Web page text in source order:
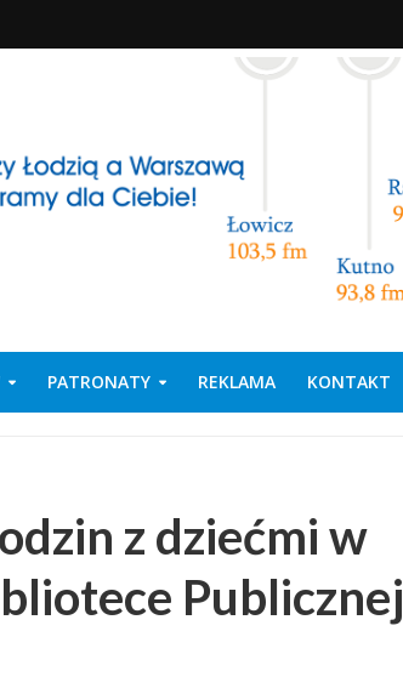
PATRONATY REKLAMA KONTAKT
z dziećmi w
Publicznej